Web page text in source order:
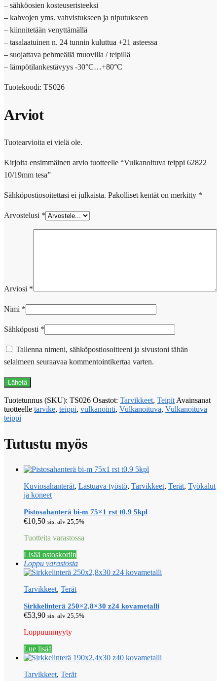
– sähköosien kosteuseristeeksi
– kahvojen yms. vahvistukseen ja niputukseen
– kiinnitetään venyttämällä
– tasalaatuinen n. 24 tunnin kuluttua +21 asteessa
– suojattava pehmeällä muovilla / teipillä
– lämpötilankestävyys -30°C…+80°C
Tuotekoodi: TS026
Arviot
Tuotearvioita ei vielä ole.
Kirjoita ensimmäinen arvio tuotteelle “Vulkanoituva teippi 62822
10/19mm tesa”
Sähköpostiosoitettasi ei julkaista. Pakolliset kentät on merkitty *
Arvostelusi *
Arviosi *
Nimi *
Sähköposti *
Tallenna nimeni, sähköpostiosoitteeni ja sivustoni tähän
selaimeen seuraavaa kommentointikertaa varten.
Tuotetunnus (SKU): TS026 Osastot: Tarvikkeet, Teipit Avainsanat
tuotteelle tarvike, teippi, vulkanointi, Vulkanoituva, Vulkanoituva
teippi
Tutustu myös
Kuviosahanterät, Lastuava työstö, Tarvikkeet, Terät, Työkalut
ja koneet
Pistosahanterä bi-m 75×1 rst t0.9 5kpl
€10,50 sis. alv 25,5%
Tuotteita varastossa
Lisää ostoskoriin
Loppu varastosta
Tarvikkeet, Terät
Sirkkelinterä 250×2,8×30 z24 kovametalli
€53,90 sis. alv 25,5%
Loppuunmyyty
Lue lisää
Tarvikkeet, Terät